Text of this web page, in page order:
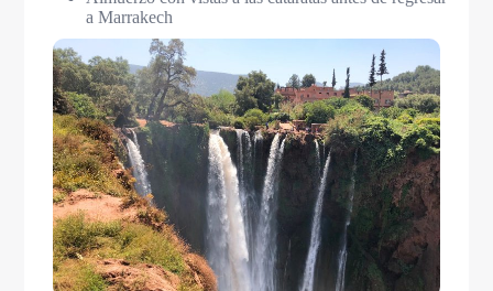
a Marrakech